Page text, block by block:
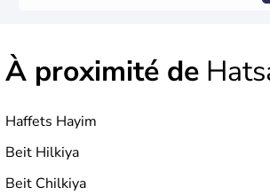
À proximité de
Haffets Hayim
Beit Hilkiya
Beit Chilkiya